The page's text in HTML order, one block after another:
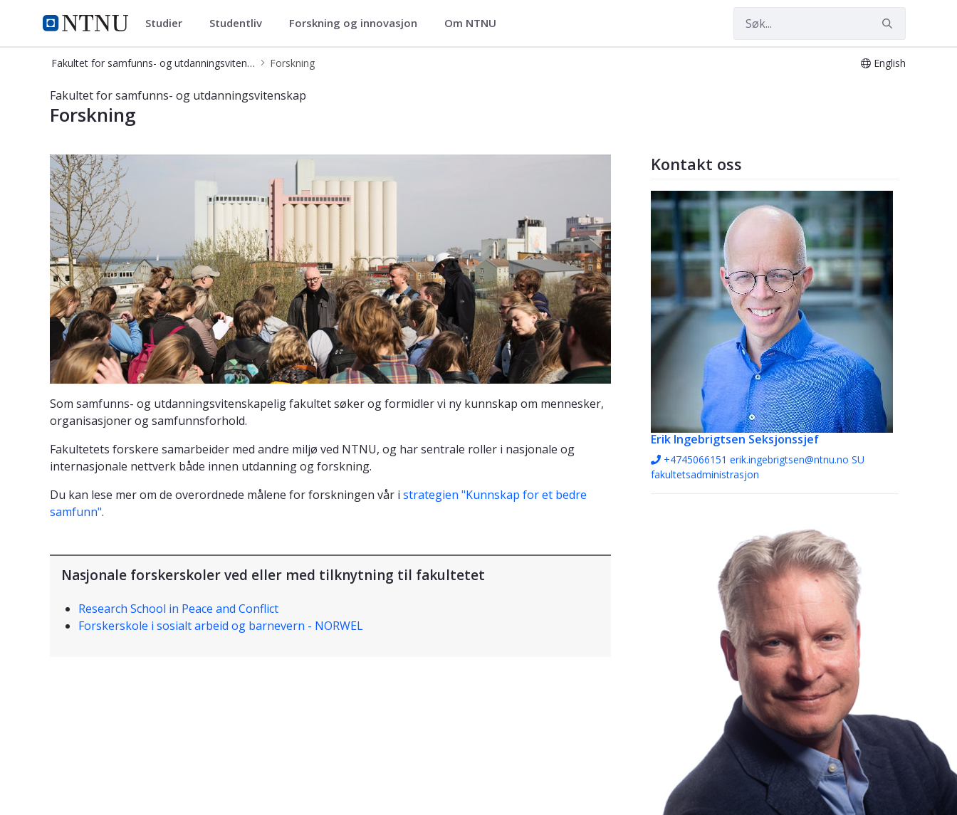
NTNU Hjemmeside
Fakultet for samfunns- og utdanningsvitenskap
Studier Studentliv Forskning og innovasjon Om NTNU
Fakultet for samfunns- og utdanningsvitenskap Forskning English
Forskning – Fakultet for samfunns- og utdanningsvitenskap
Fakultet for samfunns- og utdanningsvitenskap
Forskning
Som samfunns- og utdanningsvitenskapelig fakultet søker og formidler vi ny kunnskap om mennesker,
organisasjoner og samfunnsforhold.
Fakultetets forskere samarbeider med andre miljø ved NTNU, og har sentrale roller i nasjonale og
internasjonale nettverk både innen utdanning og forskning.
Du kan lese mer om de overordnede målene for forskningen vår i strategien "Kunnskap for et bedre
samfunn".
Nasjonale forskerskoler ved eller med tilknytning til fakultetet
Research School in Peace and Conflict
Forskerskole i sosialt arbeid og barnevern - NORWEL
Kontakt oss
Erik Ingebrigtsen Seksjonssjef
+4745066151 erik.ingebrigtsen@ntnu.no SU
fakultetsadministrasjon